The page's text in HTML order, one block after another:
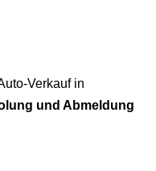
Verkauf in
und Abmeldung